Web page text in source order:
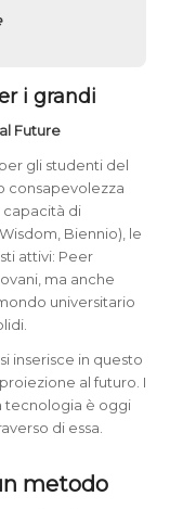
i grandi
Future
gli studenti del
consapevolezza
capacità di
Biennio), le
attivi: Peer
ma anche
universitario
inserisce in questo
al futuro. I
tecnologia è oggi
di essa.
metodo